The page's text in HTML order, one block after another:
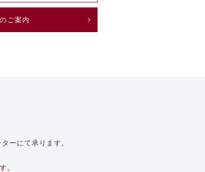
ご案内
ーにて承ります。
。